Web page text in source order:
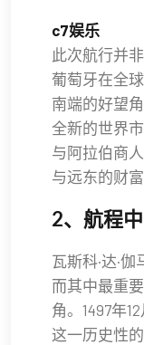
c7娱乐
此次航行并
葡萄牙在全
南端的好望
全新的世界
与阿拉伯商
与远东的财富
2、航程
瓦斯科·达·
而其中最重
角。1497年
这一历史性